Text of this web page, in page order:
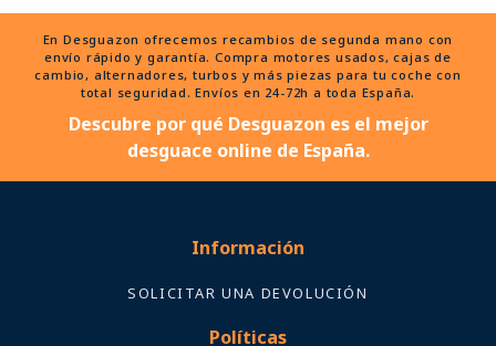
En Desguazon ofrecemos recambios de segunda mano con
envío rápido y garantía. Compra motores usados, cajas de
cambio, alternadores, turbos y más piezas para tu coche con
total seguridad. Envíos en 24-72h a toda España.
Descubre por qué Desguazon es el mejor
desguace online de España.
Información
SOLICITAR UNA DEVOLUCIÓN
Políticas